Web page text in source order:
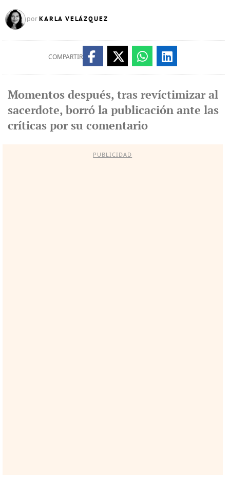
por KARLA VELÁZQUEZ
COMPARTIR
Momentos después, tras revíctimizar al
sacerdote, borró la publicación ante las
críticas por su comentario
PUBLICIDAD